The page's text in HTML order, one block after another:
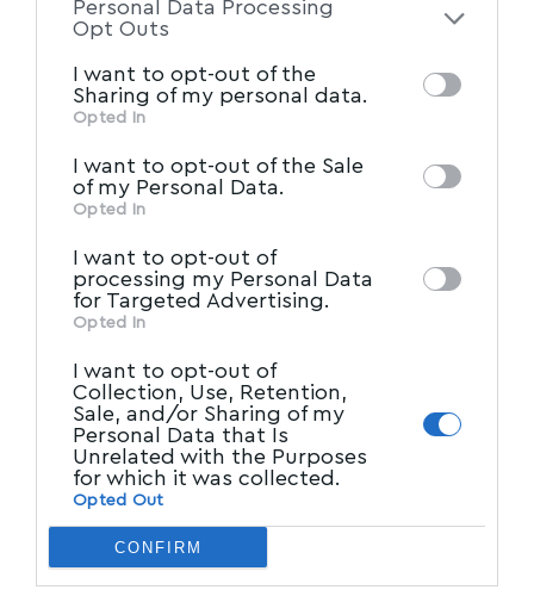
of the further disclosure of your personal
of downstream participants. This
information may also be disclosed by us to
Participantsthat may further disclose it to
other third parties.
Personal Data Processing
Opt Outs
I want to opt-out of the
Sharing of my personal data.
Opted In
I want to opt-out of the Sale
of my Personal Data.
Opted In
I want to opt-out of
processing my Personal Data
for Targeted Advertising.
Opted In
I want to opt-out of
Collection, Use, Retention,
Sale, and/or Sharing of my
Personal Data that Is
Unrelated with the Purposes
for which it was collected.
Opted Out
CONFIRM